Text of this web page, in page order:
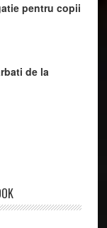
pentru copii
de la